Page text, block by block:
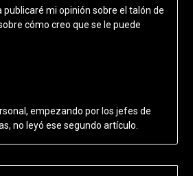
mi opinión sobre el talón de
cómo creo que se le puede
empezando por los jefes de
no leyó ese segundo artículo.